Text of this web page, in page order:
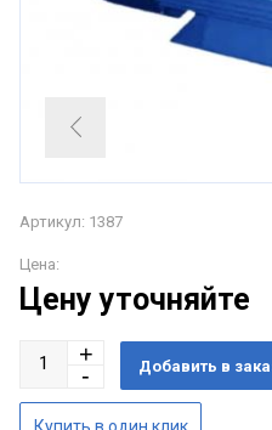
Артикул: 1387
Цена:
Цену уточняйте